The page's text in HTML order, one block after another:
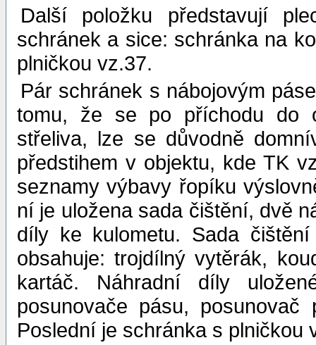
Další položku představují
schránek a sice: schránka na
plničkou vz.37.
Pár schránek s nábojovým
tomu, že se po příchodu do
střeliva, lze se důvodně
předstihem v objektu, kde TK
seznamy výbavy řopíku
ní je uložena sada čištění, dvě
díly ke kulometu. Sada
obsahuje: trojdílný vytěrák,
kartáč. Náhradní díly
posunovače pásu,
Poslední je schránka s plničkou